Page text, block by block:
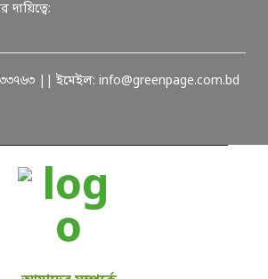
|| ইমেইল: info@greenpage.com.bd